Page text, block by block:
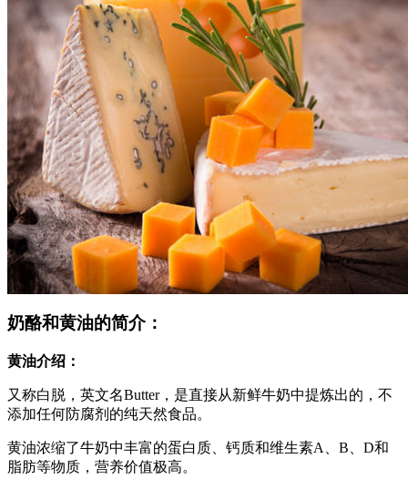
奶酪和黄油的简介：
黄油介绍：
又称白脱，英文名Butter，是直接从新鲜牛奶中提炼出的，不
添加任何防腐剂的纯天然食品。
黄油浓缩了牛奶中丰富的蛋白质、钙质和维生素A、B、D和
脂肪等物质，营养价值极高。